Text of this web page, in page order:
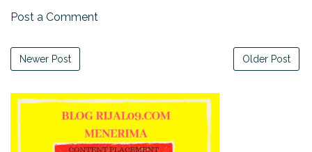
Post a Comment
Newer Post Older Post